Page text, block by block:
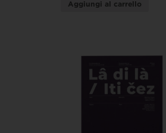
Aggiungi al carrello